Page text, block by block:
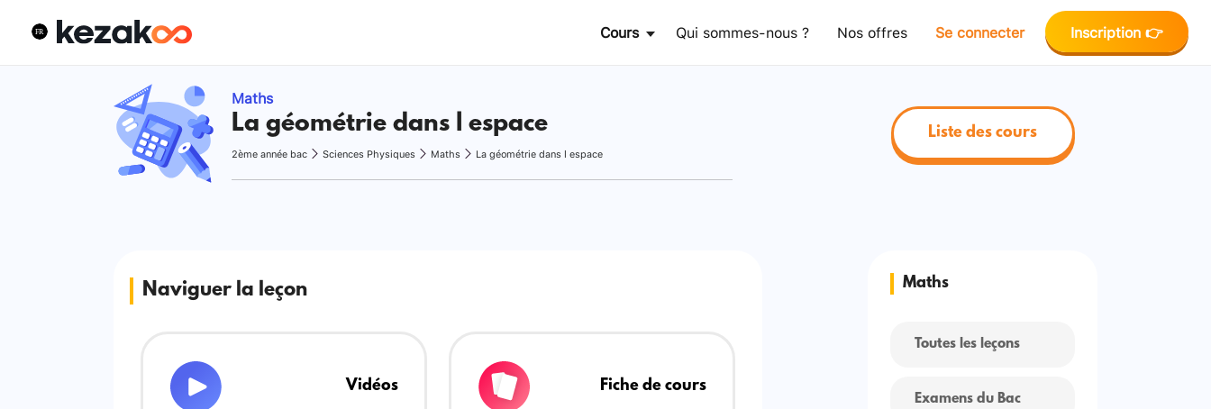
Cours Qui sommes-nous ? Nos offres Se connecter Inscription 👉
Maths
La géométrie dans l espace
2ème année bac Sciences Physiques Maths La géométrie dans l espace
Liste des cours
Naviguer la leçon
Vidéos Fiche de cours
Maths
Toutes les leçons
Examens du Bac